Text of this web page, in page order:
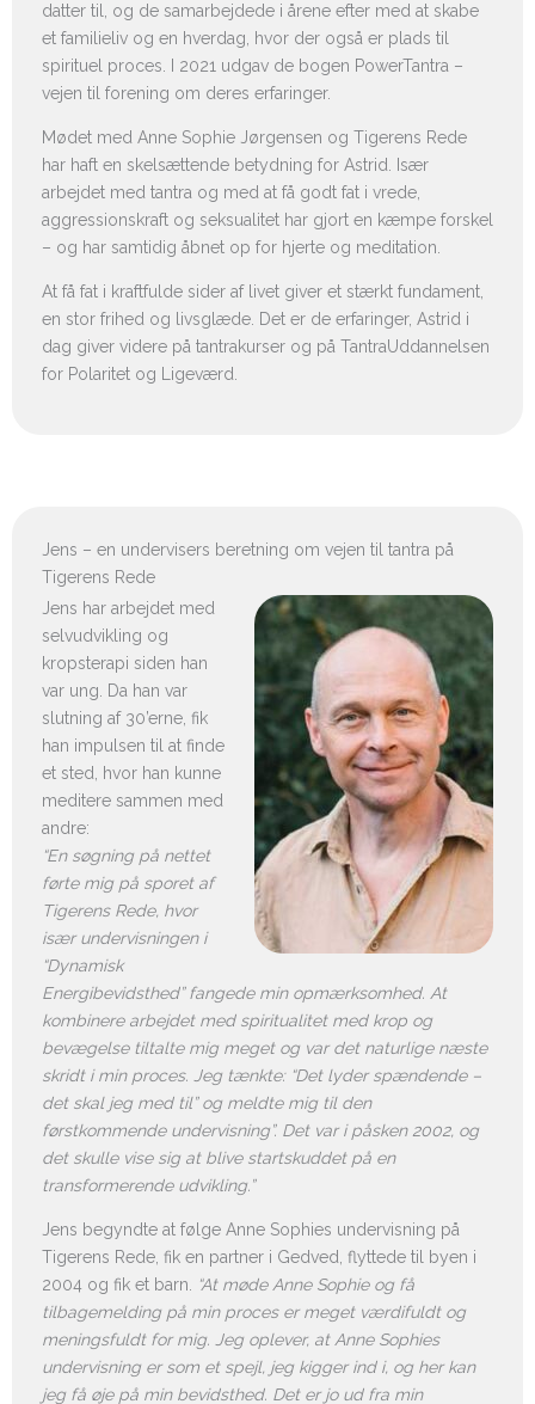
datter til, og de samarbejdede i årene efter med at skabe
et familieliv og en hverdag, hvor der også er plads til
spirituel proces. I 2021 udgav de bogen PowerTantra –
vejen til forening om deres erfaringer.
Mødet med Anne Sophie Jørgensen og Tigerens Rede
har haft en skelsættende betydning for Astrid. Især
arbejdet med tantra og med at få godt fat i vrede,
aggressionskraft og seksualitet har gjort en kæmpe forskel
– og har samtidig åbnet op for hjerte og meditation.
At få fat i kraftfulde sider af livet giver et stærkt fundament,
en stor frihed og livsglæde. Det er de erfaringer, Astrid i
dag giver videre på tantrakurser og på TantraUddannelsen
for Polaritet og Ligeværd.
Jens – en undervisers beretning om vejen til tantra på
Tigerens Rede
Jens har arbejdet med
selvudvikling og
kropsterapi siden han
var ung. Da han var
slutning af 30’erne, fik
han impulsen til at finde
et sted, hvor han kunne
meditere sammen med
andre:
“En søgning på nettet
førte mig på sporet af
Tigerens Rede, hvor
især undervisningen i
“Dynamisk
Energibevidsthed” fangede min opmærksomhed. At
kombinere arbejdet med spiritualitet med krop og
bevægelse tiltalte mig meget og var det naturlige næste
skridt i min proces. Jeg tænkte: “Det lyder spændende –
det skal jeg med til” og meldte mig til den
førstkommende undervisning”. Det var i påsken 2002, og
det skulle vise sig at blive startskuddet på en
transformerende udvikling.”
Jens begyndte at følge Anne Sophies undervisning på
Tigerens Rede, fik en partner i Gedved, flyttede til byen i
2004 og fik et barn. “At møde Anne Sophie og få
tilbagemelding på min proces er meget værdifuldt og
meningsfuldt for mig. Jeg oplever, at Anne Sophies
undervisning er som et spejl, jeg kigger ind i, og her kan
jeg få øje på min bevidsthed. Det er jo ud fra min